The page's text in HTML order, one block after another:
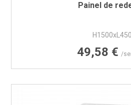
Painel de
H1500xL450
Preço
49,58 € /